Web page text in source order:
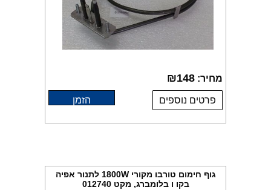
מחיר: ₪148
פרטים נוספים הזמן
גוף חימום טורבו מקורי 1800W לתנור אפיה
בקו ו בלומברג, מקט 012740